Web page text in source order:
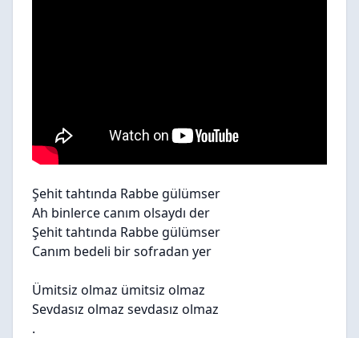
Şehit tahtında Rabbe gülümser
Ah binlerce canım olsaydı der
Şehit tahtında Rabbe gülümser
Canım bedeli bir sofradan yer
Ümitsiz olmaz ümitsiz olmaz
Sevdasız olmaz sevdasız olmaz
.